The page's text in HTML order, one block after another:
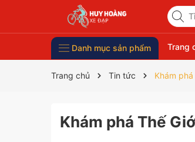
Danh mục sản phẩm Trang
Trang chủ Tin tức Khám
Khám phá Thế